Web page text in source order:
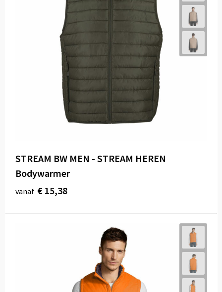
STREAM BW MEN - STREAM HEREN
Bodywarmer
vanaf € 15,38